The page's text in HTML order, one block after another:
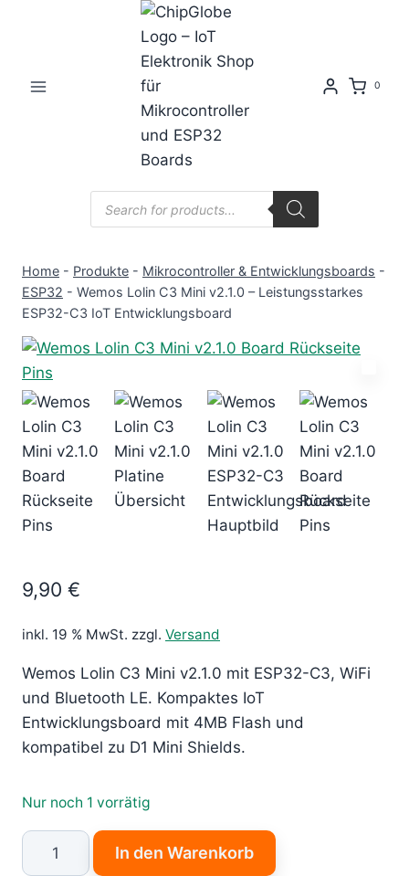
0
Products
search
Home - Produkte - Mikrocontroller & Entwicklungsboards -
ESP32 - Wemos Lolin C3 Mini v2.1.0 – Leistungsstarkes
ESP32-C3 IoT Entwicklungsboard
9,90 €
inkl. 19 % MwSt. zzgl. Versand
Wemos Lolin C3 Mini v2.1.0 mit ESP32-C3, WiFi
und Bluetooth LE. Kompaktes IoT
Entwicklungsboard mit 4MB Flash und
kompatibel zu D1 Mini Shields.
Nur noch 1 vorrätig
Wemos
Lolin
In den Warenkorb